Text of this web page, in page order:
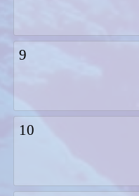
9
10